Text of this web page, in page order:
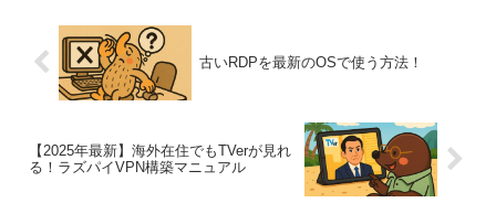
古いRDPを最新のOSで使う方法！
【2025年最新】海外在住でもTVerが見れ
る！ラズパイVPN構築マニュアル